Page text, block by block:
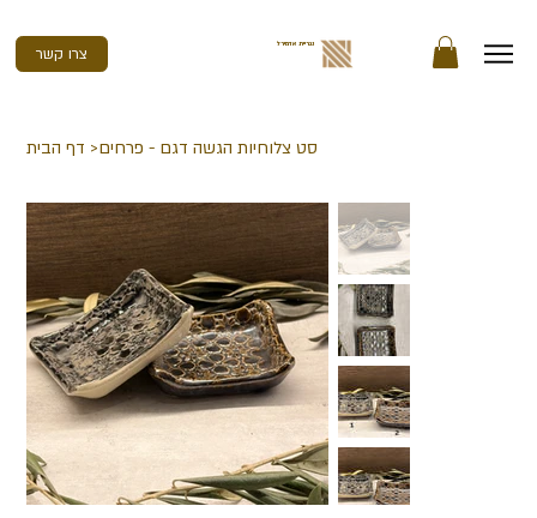
צרו קשר נגריית אדמירל
דף הבית >סט צלוחיות הגשה דגם - פרחים